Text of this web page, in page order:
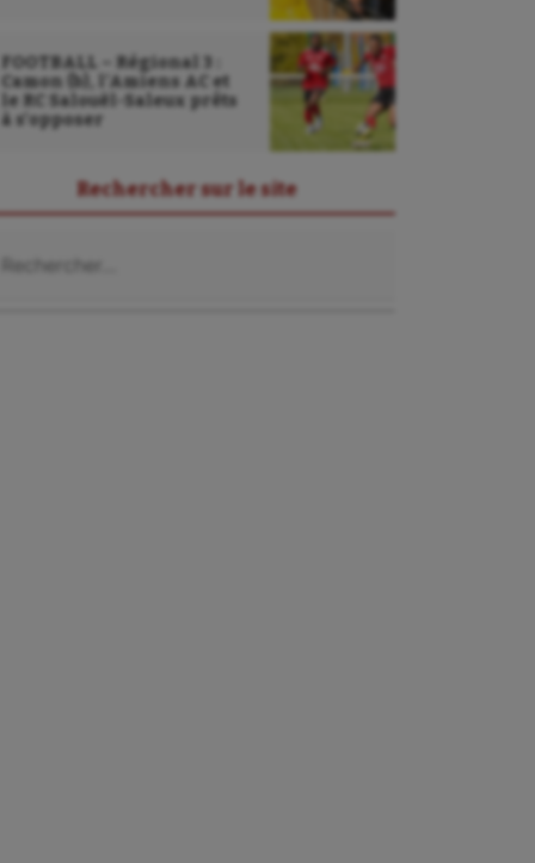
FOOTBALL – Régional 3 :
Camon (b), l’Amiens AC et
le RC Salouël-Saleux prêts
à s’opposer
Rechercher sur le site